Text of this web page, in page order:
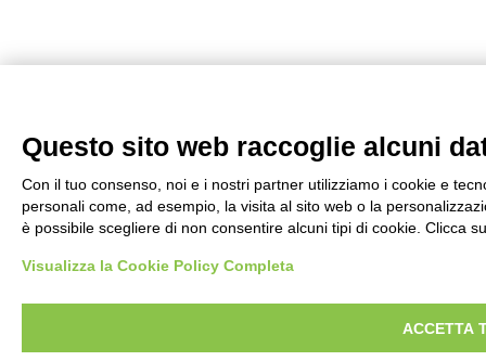
Questo sito web raccoglie alcuni
Con il tuo consenso, noi e i nostri partner utilizziamo i cookie e
personali come, ad esempio, la visita al sito web o la
è possibile scegliere di non consentire alcuni tipi di cookie. Clicca
Visualizza la Cookie Policy Completa
ACCETTA